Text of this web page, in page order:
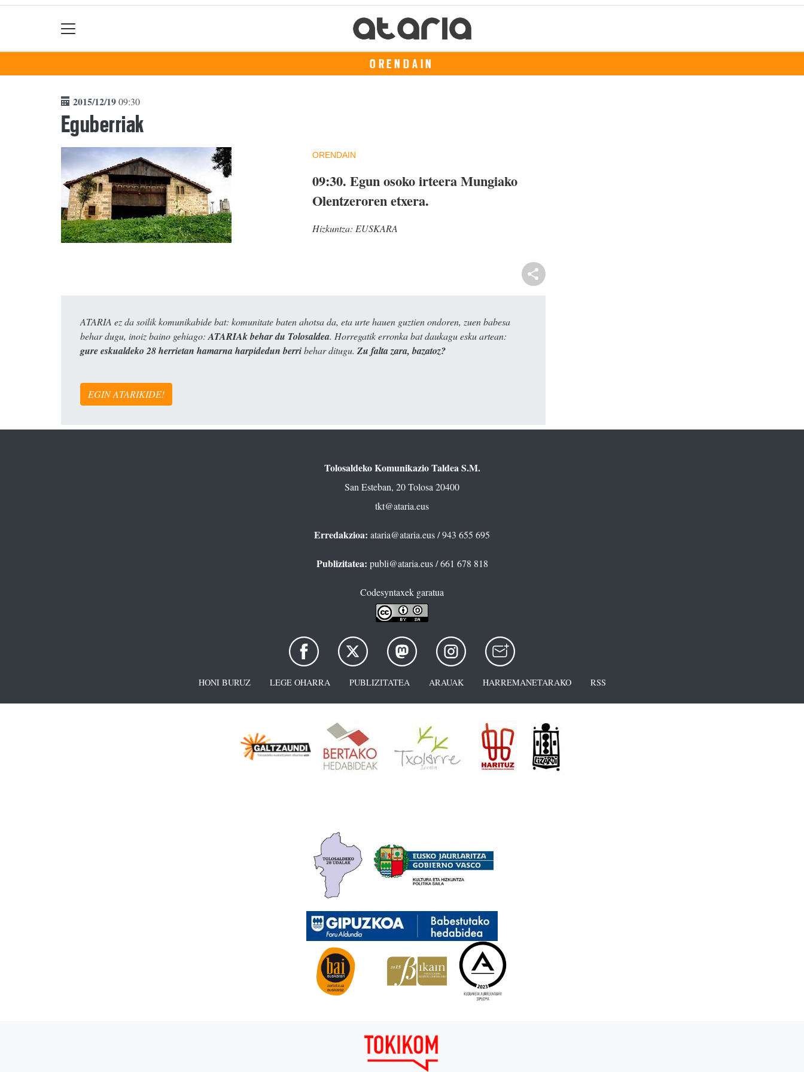
ORENDAIN
2015/12/1909:30
Eguberriak
ORENDAIN
09:30. Egun osoko irteera Mungiako
Olentzeroren etxera.
Hizkuntza: EUSKARA
ATARIA ez da soilik komunikabide bat: komunitate baten ahotsa da, eta urte hauen guztien ondoren, zuen babesa
behar dugu, inoiz baino gehiago:ATARIAk behar du Tolosaldea. Horregatik erronka bat daukagu esku artean:
gure eskualdeko 28 herrietan hamarna harpidedun berribehar ditugu. Zu falta zara, bazatoz?
EGIN ATARIKIDE!
Tolosaldeko Komunikazio Taldea S.M.
San Esteban, 20 Tolosa 20400
tkt@ataria.eus
Erredakzioa: ataria@ataria.eus/ 943 655 695
Publizitatea: publi@ataria.eus/ 661 678 818
Codesyntaxek garatua
HONI BURUZ LEGE OHARRA PUBLIZITATEA ARAUAK HARREMANETARAKO RSS